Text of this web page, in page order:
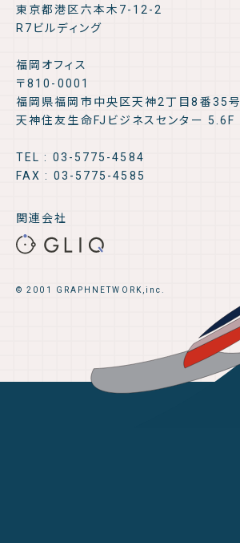
東京都港区六本木7-12-2
R7ビルディング
福岡オフィス
〒810-0001
福岡県福岡市中央区天神2丁目8番35号
天神住友生命FJビジネスセンター 5.6F
TEL : 03-5775-4584
FAX : 03-5775-4585
関連会社
© 2001 GRAPHNETWORK,inc.